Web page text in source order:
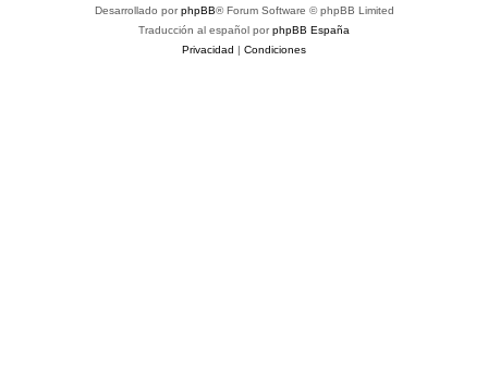
Desarrollado porphpBB® Forum Software © phpBB Limited
Traducción al español porphpBB España
Privacidad | Condiciones